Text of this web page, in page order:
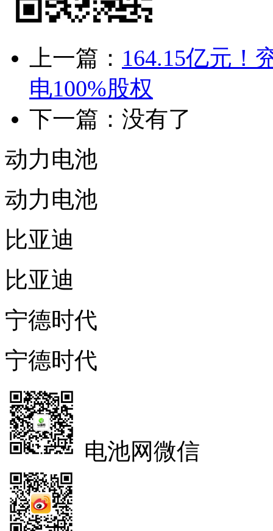
上一篇： 164.15亿元！
电100%股权
下一篇：没有了
动力电池
动力电池
比亚迪
比亚迪
宁德时代
宁德时代
电池网微信